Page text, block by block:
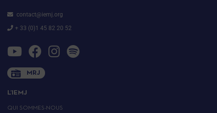
contact@iemj.org
+ 33 (0)1 45 82 20 52
MRJ
L’IEMJ
QUI SOMMES-NOUS